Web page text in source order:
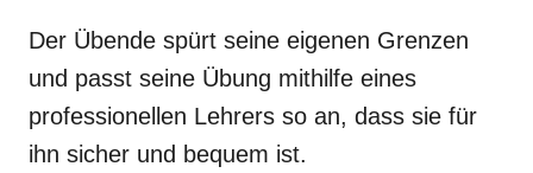
Der Übende spürt seine eigenen Grenzen
und passt seine Übung mithilfe eines
professionellen Lehrers so an, dass sie für
ihn sicher und bequem ist.